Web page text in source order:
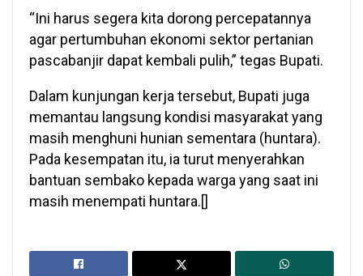
“Ini harus segera kita dorong percepatannya
agar pertumbuhan ekonomi sektor pertanian
pascabanjir dapat kembali pulih,” tegas Bupati.
Dalam kunjungan kerja tersebut, Bupati juga
memantau langsung kondisi masyarakat yang
masih menghuni hunian sementara (huntara).
Pada kesempatan itu, ia turut menyerahkan
bantuan sembako kepada warga yang saat ini
masih menempati huntara.[]